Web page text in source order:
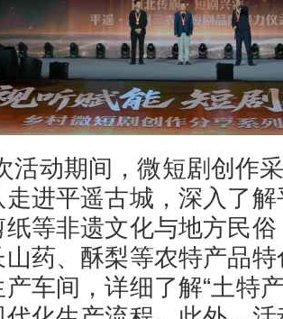
活动期间，微短剧创作
走进平遥古城，深入了
纸等非遗文化与地方民
山药、酥梨等农特产品
车间，详细了解“土特